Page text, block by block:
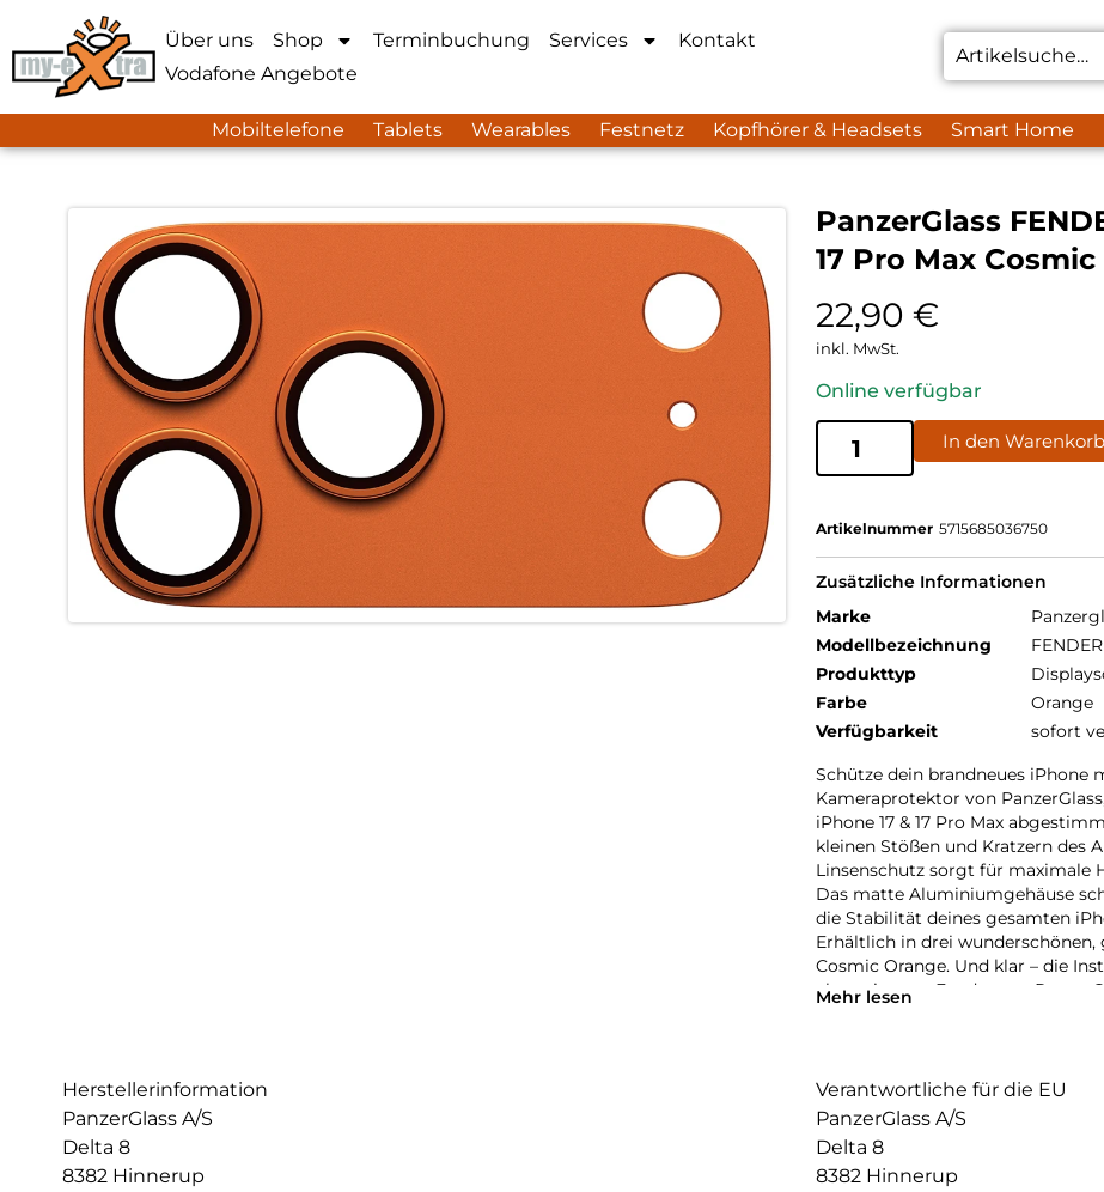
Über uns Shop Terminbuchung Services
Kontakt
Vodafone Angebote
Mobiltelefone Tablets Wearables Festnetz Kopfhörer & Headsets Smart Home
PanzerGlass
17 Pro Max
22,90 €
inkl. MwSt.
Online verfügbar
In den Warenkorb
Artikelnummer 5715685036750
Zusätzliche Informationen
Marke
Modellbezeichnung
Produkttyp
Farbe
Orange
Verfügbarkeit
sofort
Schütze dein brandneues iPhone
Kameraprotektor von
iPhone 17 & 17 Pro Max
kleinen Stößen und Kratzern des
Linsenschutz sorgt für maximale
Das matte Aluminiumgehäuse
die Stabilität deines gesamten
Erhältlich in drei
Cosmic Orange. Und klar – die
abgestimmte Fender von
die Anforderungen an recycelte
Rückverfolgbarkeit, chemische
Mehr lesen
Herstellerinformation
PanzerGlass A/S
Delta 8
8382 Hinnerup
Verantwortliche für die EU
PanzerGlass A/S
Delta 8
8382 Hinnerup